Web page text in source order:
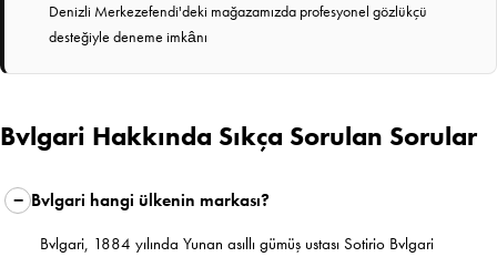
Denizli Merkezefendi'deki mağazamızda profesyonel gözlükçü
desteğiyle deneme imkânı
Bvlgari Hakkında Sıkça Sorulan Sorular
Bvlgari hangi ülkenin markası?
Bvlgari, 1884 yılında Yunan asıllı gümüş ustası Sotirio Bvlgari